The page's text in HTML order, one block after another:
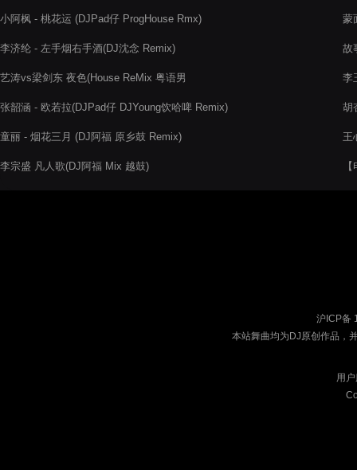
小阿枫 - 桃花运 (DJPad仔 ProgHouse Rmx)
李济纶 - 左手烟右手酒(DJ沈念 Remix)
艺涛vs梁剑东 夜色(House ReMix 粤语男
张韶涵 - 欧若拉(DJPad仔 DJYoung饮哈啤 Remix)
童丽 - 烟花三月 (DJ阿福 原乡鼓 Remix)
李宗盛 凡人歌(DJ阿福 Mix 越鼓)
蒙
故
李
胡
王
沪ICP备
本站舞曲均为DJ原创作品，
用